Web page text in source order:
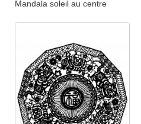
Mandala soleil au centre